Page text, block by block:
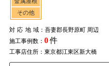
その他
対応地域：吾妻郡長野原町 周辺
施工事例数： 0件
工事店住所：東京都江東区新大橋